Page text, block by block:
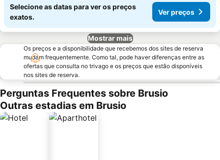
Selecione as datas para ver os preços
exatos.
Ver preços
Mostrar mais
Os preços e a disponibilidade que recebemos dos sites de reserva
mudam frequentemente. Como tal, pode haver diferenças entre as
ofertas que consulta no trivago e os preços que estão disponíveis
nos sites de reserva.
Perguntas Frequentes sobre Brusio
Outras estadias em Brusio